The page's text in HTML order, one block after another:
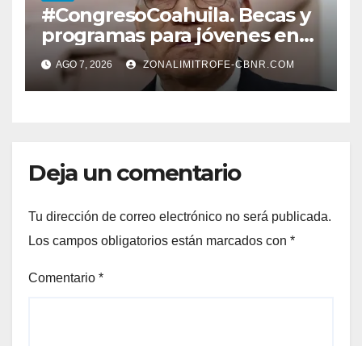
#CongresoCoahuila. Becas y
programas para jóvenes en
áreas agropecuarias, plantea
Raúl Onofre
AGO 7, 2026 ZONALIMITROFE-CBNR.COM
Deja un comentario
Tu dirección de correo electrónico no será publicada.
Los campos obligatorios están marcados con *
Comentario *